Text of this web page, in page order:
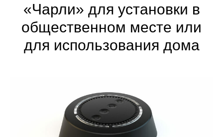
«Чарли» для установки в
общественном месте или
для использования дома